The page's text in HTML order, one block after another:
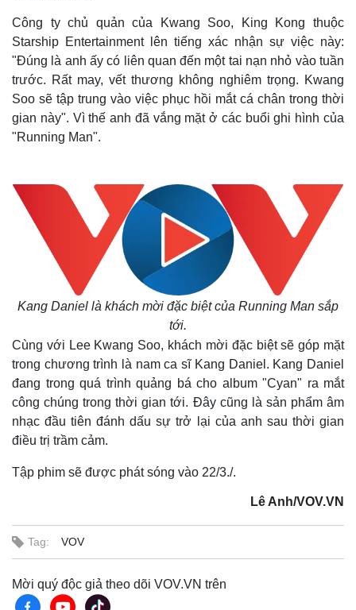
Thế giới
Quan sát
Multimedia
Infographic
Công ty chủ quản của Kwang Soo, King Kong thuộc
Starship Entertainment lên tiếng xác nhận sự việc này:
"Đúng là anh ấy có liên quan đến một tai nạn nhỏ vào tuần
trước. Rất may, vết thương không nghiêm trọng. Kwang
Soo sẽ tập trung vào việc phục hồi mắt cá chân trong thời
gian này". Vì thế anh đã vắng mặt ở các buổi ghi hình của
"Running Man".
Kang Daniel là khách mời đặc biệt của Running Man sắp
tới.
Cùng với Lee Kwang Soo, khách mời đặc biệt sẽ góp mặt
trong chương trình là nam ca sĩ Kang Daniel. Kang Daniel
đang trong quá trình quảng bá cho album "Cyan" ra mắt
công chúng trong thời gian tới. Đây cũng là sản phẩm âm
nhạc đầu tiên đánh dấu sự trở lại của anh sau thời gian
điều trị trầm cảm.
Tập phim sẽ được phát sóng vào 22/3./.
Lê Anh/VOV.VN
Tag: VOV
Mời quý độc giả theo dõi VOV.VN trên